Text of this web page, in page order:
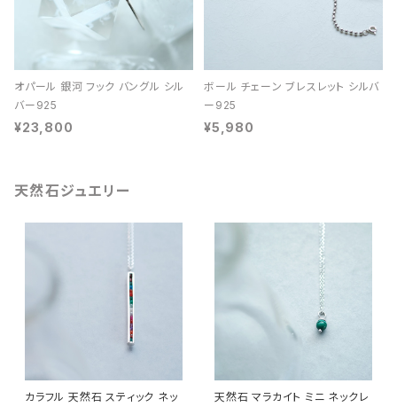
オパール 銀河 フック バングル シル
バー925
¥23,800
ボール チェーン ブレスレット シルバ
ー925
¥5,980
天然石ジュエリー
カラフル 天然石 スティック ネッ
天然石 マラカイト ミニ ネックレ